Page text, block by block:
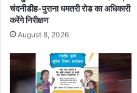
र
हा
पी
का
पा
चंदनीडीह-पुराना धमतरी रोड का अधिकारी
करेंगे निरीक्षण
August 8, 2026